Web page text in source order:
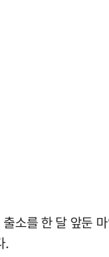
소를 한 달 앞둔
.